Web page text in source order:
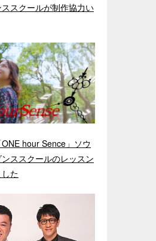
スクールが制作協力い
hour Sence」ソウ
ススクールのレッスン
た